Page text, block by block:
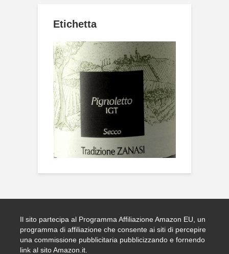
Etichetta
Il sito partecipa al Programma Affiliazione Amazon EU, un
programma di affiliazione che consente ai siti di percepire
una commissione pubblicitaria pubblicizzando e fornendo
link al sito Amazon.it.